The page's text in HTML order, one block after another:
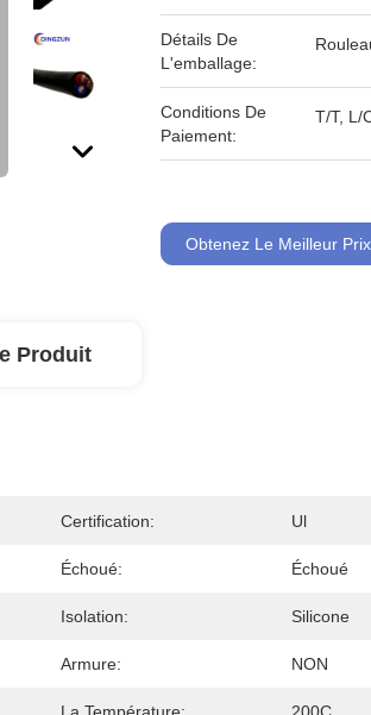
Détails De
L'emballage:
Conditions De
Paiement:
T/T, L/
Obtenez Le Meilleur Prix
Produit
Certification: Ul
Échoué: Échoué
Isolation: Silicone
Armure: NON